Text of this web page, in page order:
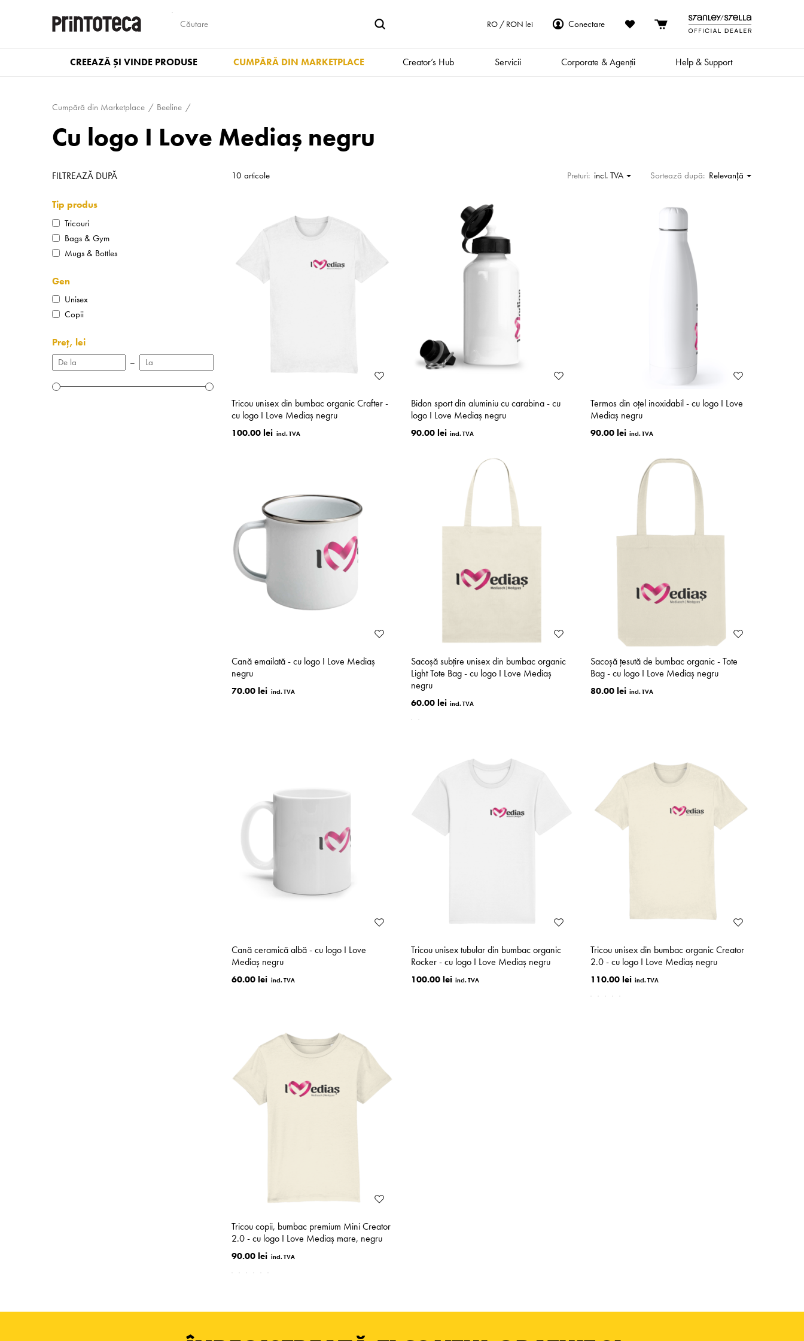
RO / RON lei Conectare
CREEAZĂ ȘI VINDE PRODUSE CUMPĂRĂ DIN MARKETPLACE Creator’s Hub Servicii Corporate & Agenții Help & Support
Cumpără din Marketplace Beeline
Cu logo I Love Mediaș negru
FILTREAZĂ DUPĂ
Tip produs
Tricouri
Bags & Gym
Mugs & Bottles
Gen
Unisex
Copii
Preț, lei
–
10 articole Preturi: incl. TVA Sortează după: Relevanţă
Tricou unisex din bumbac organic Crafter -
cu logo I Love Mediaș negru
100.00 lei
Bidon sport din aluminiu cu carabina - cu
logo I Love Mediaș negru
90.00 lei
Termos din oțel inoxidabil - cu logo I Love
Mediaș negru
90.00 lei
Cană emailată - cu logo I Love Mediaș
negru
70.00 lei
Sacoșă subțire unisex din bumbac organic
Light Tote Bag - cu logo I Love Mediaș
negru
60.00 lei
Sacoșă țesută de bumbac organic - Tote
Bag - cu logo I Love Mediaș negru
80.00 lei
Cană ceramică albă - cu logo I Love
Mediaș negru
60.00 lei
Tricou unisex tubular din bumbac organic
Rocker - cu logo I Love Mediaș negru
100.00 lei
Tricou unisex din bumbac organic Creator
2.0 - cu logo I Love Mediaș negru
110.00 lei
Tricou copii, bumbac premium Mini Creator
2.0 - cu logo I Love Mediaș mare, negru
90.00 lei